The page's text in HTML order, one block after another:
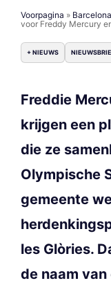
Voorpagina » Barcelona
voor Freddy Mercury
+ NIEUWS
Freddie
krijgen een
die ze
Olympische
gemeente
les Glòries.
de naam